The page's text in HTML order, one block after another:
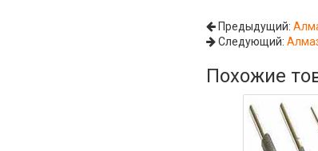
Предыдущий:
Следующий:
Похожие